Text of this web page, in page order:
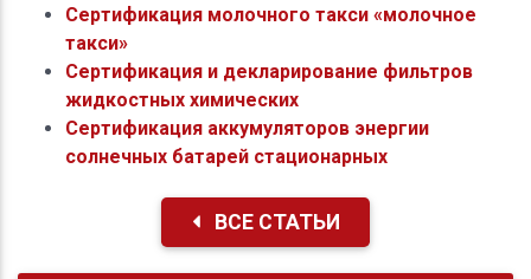
Сертификация молочного такси «молочное
такси»
Сертификация и декларирование фильтров
жидкостных химических
Сертификация аккумуляторов энергии
солнечных батарей стационарных
ВСЕ СТАТЬИ